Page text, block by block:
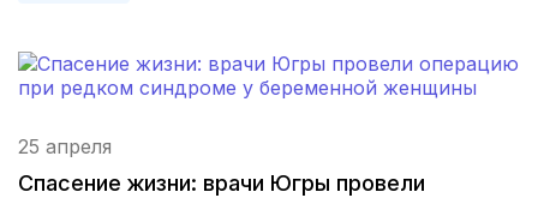
25 апреля
Спасение жизни: врачи Югры провели
Набережные Челны(3 роддома)
Оренбург